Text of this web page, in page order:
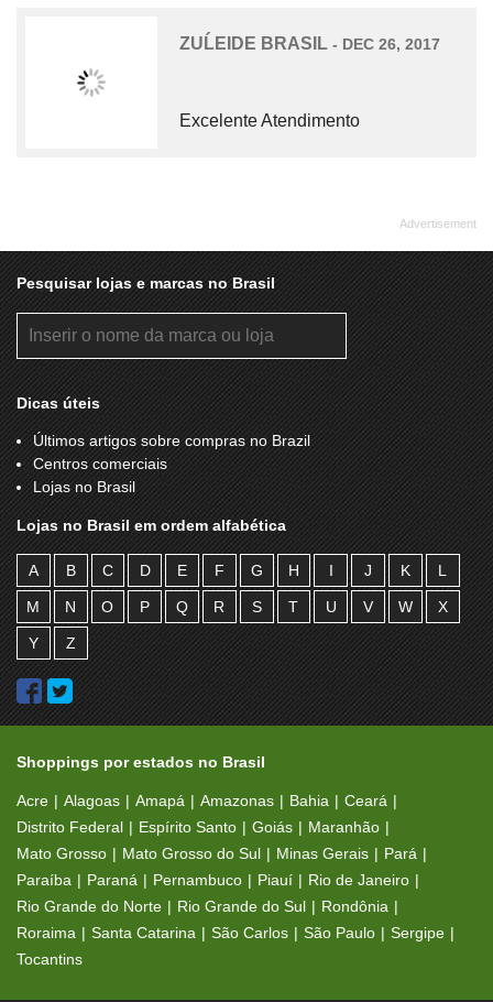
EMBALARTE
FABRIZIO GIANNONE FARM
FAST FRAME FERNI
FIRST CLASS FITTA DTVM
FLIP KIDS FORUM
FUN SHOES G Q FOTO ESTÚDIO
GIRAFFAS GK FASHION
GLOBO ESPORTE GRANADO
GREEN GRITT SUPREME
H. STERN HABIB’S
HANDARA HAVAIANAS
HERING HERING KIDS
HOPE HP STORE
IMAGINARIUM IMPRESS1ONE GRÁFICA DIGITAL
ITAÚ JOGÊ
JÓIAS FÁBIO JORGE BISCHOFF
KARROSSEL KATTLEYA
KILT KIPLING
ZUĹEIDE BRASIL - DEC 26, 2017
Excelente Atendimento
Pesquisar lojas e marcas no Brasil
Dicas úteis
Últimos artigos sobre compras no Brazil
Centros comerciais
Lojas no Brasil
Lojas no Brasil em ordem alfabética
A B C D E F G H I J K L
M N O P Q R S T U V W X
Y Z
Shoppings por estados no Brasil
Acre Alagoas Amapá Amazonas Bahia
Ceará
Distrito Federal
Espírito Santo Goiás
Maranhão
Mato Grosso
Mato Grosso do Sul Minas Gerais
Pará
Paraíba
Paraná Pernambuco Piauí
Rio de Janeiro
Rio Grande do Norte
Rio Grande do Sul
Rondônia
Roraima
Santa Catarina São Carlos São Paulo
Sergipe
Tocantins